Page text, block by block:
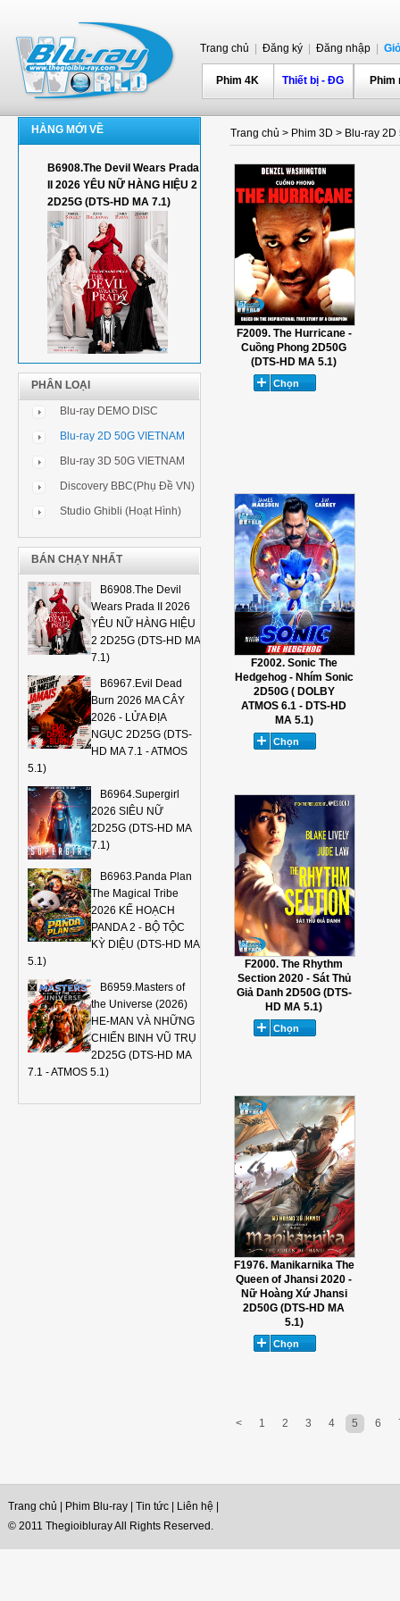
Trang chủ Đăng ký Đăng nhập
Phim 4K Thiết bị - ĐG Phim
HÀNG MỚI VỀ
B6908.The Devil Wears Prada
II 2026 YÊU NỮ HÀNG HIỆU 2
2D25G (DTS-HD MA 7.1)
PHÂN LOẠI
Blu-ray DEMO DISC
Blu-ray 2D 50G VIETNAM
Blu-ray 3D 50G VIETNAM
Discovery BBC(Phụ Đề VN)
Studio Ghibli (Hoạt Hình)
BÁN CHẠY NHẤT
B6908.The Devil
Wears Prada II 2026
YÊU NỮ HÀNG HIỆU
2 2D25G (DTS-HD MA
7.1)
B6967.Evil Dead
Burn 2026 MA CÂY
2026 - LỬA ĐỊA
NGỤC 2D25G (DTS-
HD MA 7.1 - ATMOS
5.1)
B6964.Supergirl
2026 SIÊU NỮ
2D25G (DTS-HD MA
7.1)
B6963.Panda Plan
The Magical Tribe
2026 KẾ HOẠCH
PANDA 2 - BỘ TỘC
KỲ DIỆU (DTS-HD MA
5.1)
B6959.Masters of
the Universe (2026)
HE-MAN VÀ NHỮNG
CHIẾN BINH VŨ TRỤ
2D25G (DTS-HD MA
7.1 - ATMOS 5.1)
Trang chủ > Phim 3D > Blu-ray 2D
F2009. The Hurricane -
Cuồng Phong 2D50G
(DTS-HD MA 5.1)
F2002. Sonic The
Hedgehog - Nhím Sonic
2D50G ( DOLBY
ATMOS 6.1 - DTS-HD
MA 5.1)
F2000. The Rhythm
Section 2020 - Sát Thủ
Giả Danh 2D50G (DTS-
HD MA 5.1)
F1976. Manikarnika The
Queen of Jhansi 2020 -
Nữ Hoàng Xứ Jhansi
2D50G (DTS-HD MA
5.1)
< 1 2 3 4 5 6
Trang chủ Phim Blu-ray Tin tức Liên hệ
© 2011 Thegioibluray All Rights Reserved.